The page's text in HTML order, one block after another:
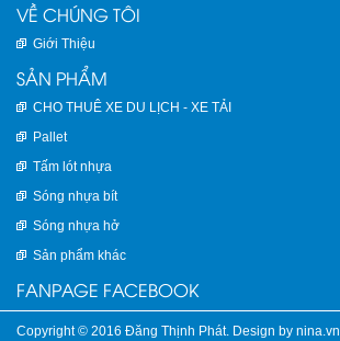
VỀ CHÚNG TÔI
Giới Thiệu
SẢN PHẨM
CHO THUÊ XE DU LỊCH - XE TẢI
Pallet
Tấm lót nhựa
Sóng nhựa bít
Sóng nhựa hở
Sản phẩm khác
FANPAGE FACEBOOK
Copyright © 2016 Đăng Thịnh Phát. Design by nina.vn